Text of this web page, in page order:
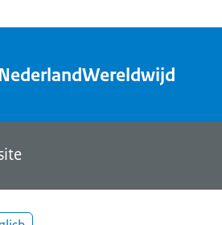
NederlandWereldwijd